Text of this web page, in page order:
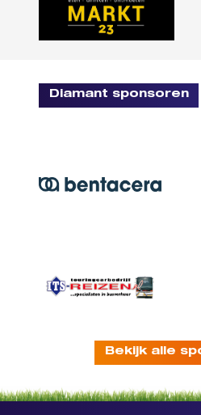
Diamant sponsoren
Bekijk alle